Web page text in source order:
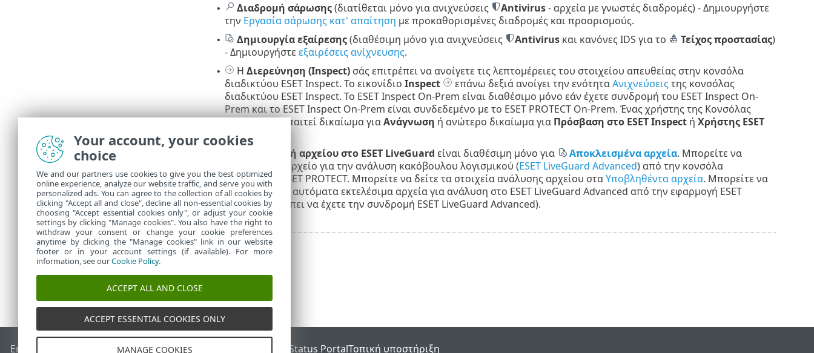
• Διαδρομή σάρωσης(διατίθεται μόνο για ανιχνεύσεις Antivirus- αρχεία με γνωστές διαδρομές) - Δημιουργήστε
την Εργασία σάρωσης κατ' απαίτηση με προκαθορισμένες διαδρομές και προορισμούς.
• Δημιουργία εξαίρεσης(διαθέσιμη μόνο για ανιχνεύσεις Antivirusκαι κανόνες IDS για το Τείχος προστασίας)
- Δημιουργήστεεξαιρέσεις ανίχνευσης.
• Η Διερεύνηση (Inspect)σάς επιτρέπει να ανοίγετε τις λεπτομέρειες του στοιχείου απευθείας στην κονσόλα
διαδικτύου ESET Inspect. Το εικονίδιο Inspect επάνω δεξιά ανοίγει την ενότηταΑνιχνεύσειςτης κονσόλας
διαδικτύου ESET Inspect. Το ESET Inspect On-Prem είναι διαθέσιμο μόνο εάν έχετε συνδρομή του ESET Inspect On-
Prem και το ESET Inspect On-Prem είναι συνδεδεμένο με το ESET PROTECT On-Prem. Ένας χρήστης της Κονσόλας
διαδικτύου απαιτεί δικαίωμα γιαΑνάγνωση ή ανώτερο δικαίωμα για Πρόσβαση στο ESET Inspectή Χρήστης ESET
Inspect
Αποστολή αρχείου στο ESET LiveGuard είναι διαθέσιμη μόνο για Αποκλεισμένα αρχεία. Μπορείτε να
στείλετε ένα αρχείο για την ανάλυση κακόβουλου λογισμικού (ESET LiveGuard Advanced) από την κονσόλα
διαδικτύου ESET PROTECT. Μπορείτε να δείτε τα στοιχεία ανάλυσης αρχείου σταΥποβληθέντα αρχεία. Μπορείτε να
υποβάλετε μη αυτόματα εκτελέσιμα αρχεία για ανάλυση στο ESET LiveGuard Advanced από την εφαρμογή ESET
Endpoint (πρέπει να έχετε την συνδρομή ESET LiveGuard Advanced).
End of Life Γνωσιακή βάση ESET Ομάδα συζήτησης ESET ESET Status PortalΤοπική υποστήριξη
Your account, your cookies
choice
We and our partners use cookies to give you the best optimized
online experience, analyze our website traffic, and serve you with
personalized ads. You can agree to the collection of all cookies by
clicking "Accept all and close", decline all non-essential cookies by
choosing "Accept essential cookies only", or adjust your cookie
settings by clicking "Manage cookies". You also have the right to
withdraw your consent or change your cookie preferences
anytime by clicking the "Manage cookies" link in our website
footer or in your account settings (if available). For more
information, see ourCookie Policy.
ACCEPT ALL AND CLOSE
ACCEPT ESSENTIAL COOKIES ONLY
MANAGE COOKIES